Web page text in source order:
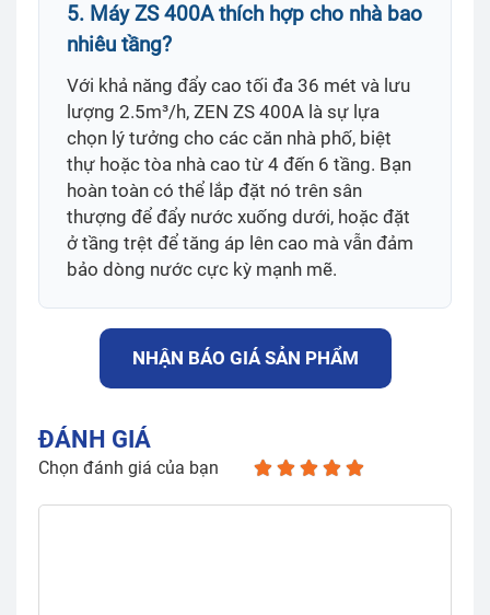
5. Máy ZS 400A thích hợp cho nhà bao
nhiêu tầng?
Với khả năng đẩy cao tối đa 36 mét và lưu
lượng 2.5m³/h, ZEN ZS 400A là sự lựa
chọn lý tưởng cho các căn nhà phố, biệt
thự hoặc tòa nhà cao từ 4 đến 6 tầng. Bạn
hoàn toàn có thể lắp đặt nó trên sân
thượng để đẩy nước xuống dưới, hoặc đặt
ở tầng trệt để tăng áp lên cao mà vẫn đảm
bảo dòng nước cực kỳ mạnh mẽ.
NHẬN BÁO GIÁ SẢN PHẨM
ĐÁNH GIÁ
Chọn đánh giá của bạn